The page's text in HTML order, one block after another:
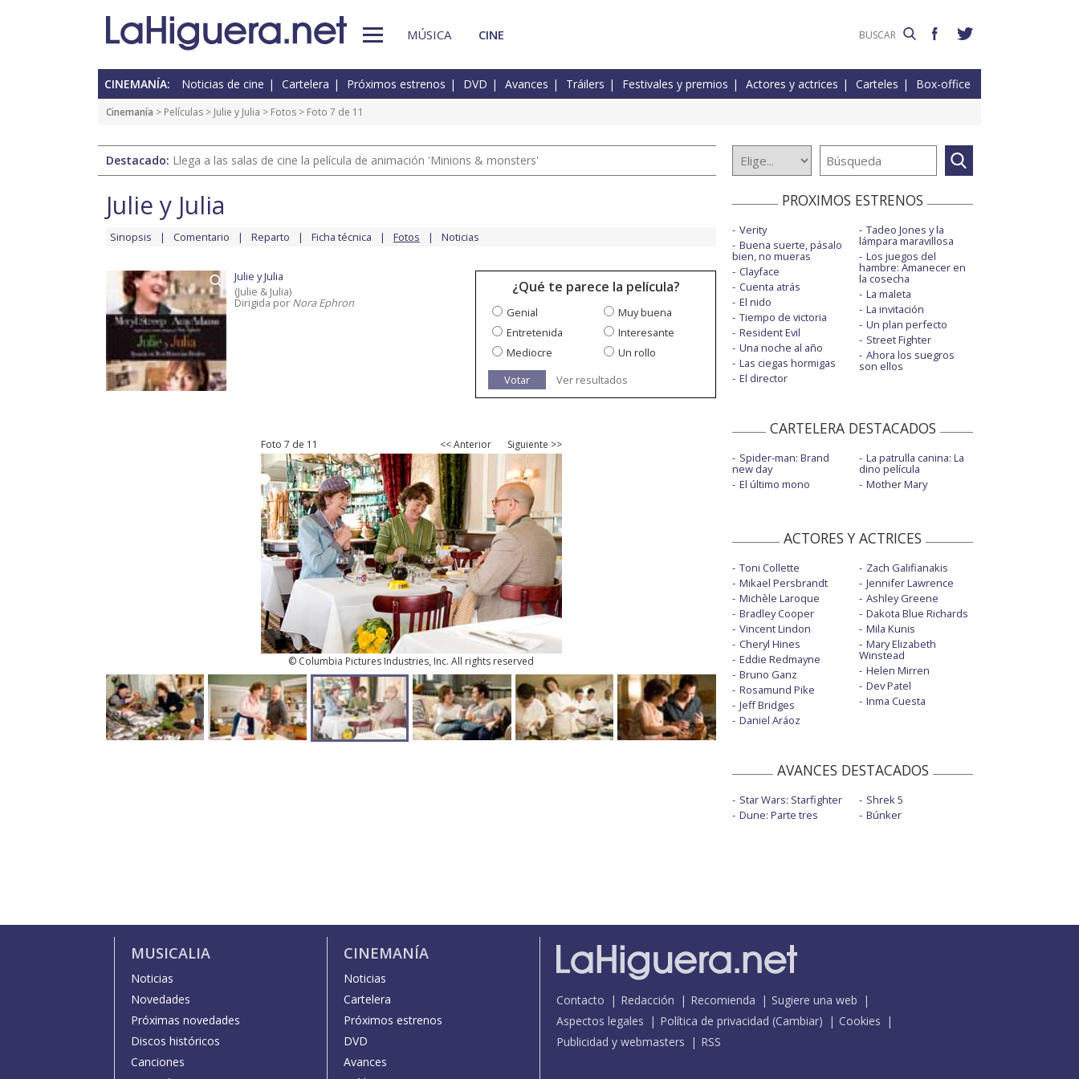
MÚSICA CINE
CINEMANÍA: Noticias de cine Cartelera Próximos estrenos DVD Avances Tráilers Festivales y premios Actores y actrices Carteles Box-office
Cinemanía > Películas > Julie y Julia > Fotos > Foto 7 de 11
Destacado: Llega a las salas de cine la película de animación 'Minions & monsters'
Julie y Julia
Sinopsis Comentario Reparto Ficha técnica Fotos Noticias
Julie y Julia
(Julie & Julia)
Dirigida por Nora Ephron
¿Qué te parece la película?
Genial
Muy buena
Entretenida
Interesante
Mediocre
Un rollo
Votar
Ver resultados
Foto 7 de 11 << Anterior Siguiente >>
© Columbia Pictures Industries, Inc. All rights reserved
PROXIMOS ESTRENOS
Verity
Buena suerte, pásalo
bien, no mueras
Clayface
Cuenta atrás
El nido
Tiempo de victoria
Resident Evil
Una noche al año
Las ciegas hormigas
El director
Tadeo Jones y la
lámpara maravillosa
Los juegos del
hambre: Amanecer en
la cosecha
La maleta
La invitación
Un plan perfecto
Street Fighter
Ahora los suegros
son ellos
CARTELERA DESTACADOS
Spider-man: Brand
new day
El último mono
La patrulla canina: La
dino película
Mother Mary
ACTORES Y ACTRICES
Toni Collette
Mikael Persbrandt
Michèle Laroque
Bradley Cooper
Vincent Lindon
Cheryl Hines
Eddie Redmayne
Bruno Ganz
Rosamund Pike
Jeff Bridges
Daniel Aráoz
Zach Galifianakis
Jennifer Lawrence
Ashley Greene
Dakota Blue Richards
Mila Kunis
Mary Elizabeth
Winstead
Helen Mirren
Dev Patel
Inma Cuesta
AVANCES DESTACADOS
Star Wars: Starfighter
Dune: Parte tres
Shrek 5
Búnker
MUSICALIA
Noticias
Novedades
Próximas novedades
Discos históricos
Canciones
CINEMANÍA
Noticias
Cartelera
Próximos estrenos
DVD
Avances
Contacto Redacción Recomienda
Sugiere una web
Aspectos legales
Política de privacidad (Cambiar)
Cookies
Publicidad y webmasters
RSS